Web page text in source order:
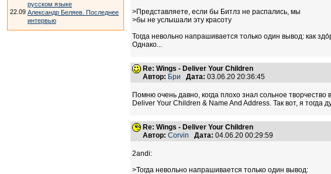
русском языке
22.09 Александр Беляев. Последнее
интервью
>Представляете, если бы Битлз не распались, мы
>бы не услышали эту красоту
Тогда невольно напрашивается только один вывод: как
Однако...
Re: Wings - Deliver Your Children
Автор: Бри Дата: 03.06.20 20:36:45
Помню очень давно, когда плохо знал сольное
Deliver Your Children & Name And Address. Так вот, я тогда
Re: Wings - Deliver Your Children
Автор: Corvin Дата: 04.06.20 00:29:59
2andi:
>Тогда невольно напрашивается только один вывод: